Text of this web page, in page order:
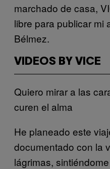
marchado de casa,
libre para publicar mi
Bélmez.
VIDEOS BY VICE
Quiero mirar a las
curen el alma
He planeado este
documentado con la
lágrimas,